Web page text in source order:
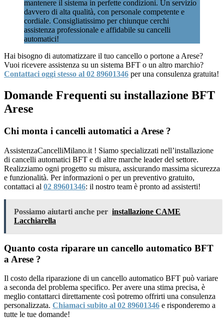
mantenere il sistema in perfette condizioni. Un servizio
davvero di alta qualità, con personale competente e
cordiale. Consigliatissimo per chiunque cerchi
assistenza professionale e affidabile su cancelli
automatici!
Hai bisogno di automatizzare il tuo cancello o portone a Arese?
Vuoi ricevere assistenza su un sistema BFT o un altro marchio?
Contattaci oggi stesso al 02 89601346 per una consulenza gratuita!
Domande Frequenti su installazione BFT
Arese
Chi monta i cancelli automatici a Arese ?
AssistenzaCancelliMilano.it ! Siamo specializzati nell’installazione
di cancelli automatici BFT e di altre marche leader del settore.
Realizziamo ogni progetto su misura, assicurando massima sicurezza
e funzionalità. Per informazioni o per un preventivo gratuito,
contattaci al 02 89601346: il nostro team è pronto ad assisterti!
Possiamo aiutarti anche per installazione CAME
Lacchiarella
Quanto costa riparare un cancello automatico BFT
a Arese ?
Il costo della riparazione di un cancello automatico BFT può variare
a seconda del problema specifico. Per avere una stima precisa, è
meglio contattarci direttamente così potremo offrirti una consulenza
personalizzata. Chiamaci subito al 02 89601346 e risponderemo a
tutte le tue domande!